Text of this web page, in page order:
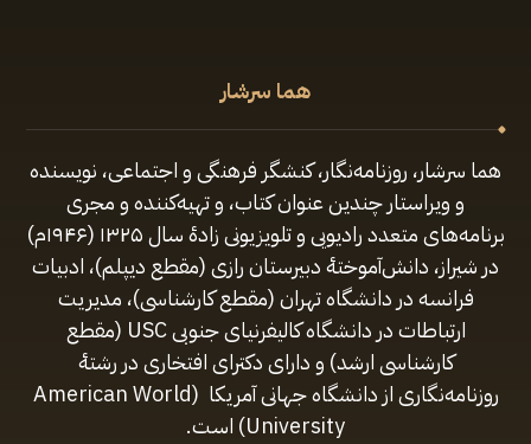
هما سرشار
هما سرشار، روزنامه‌نگار، کنشگر فرهنگی و اجتماعی، نویسنده
و ویراستار چندین عنوان کتاب، و تهیه‌کننده و مجری
برنامه‌های متعدد رادیویی و تلویزیونی زادهٔ سال ۱۳۲۵ (۱۹۴۶م)
در شیراز، دانش‌آموختهٔ دبیرستان رازی (مقطع‌ دیپلم)، ادبیات
فرانسه در دانشگاه تهران (مقطع کارشناسی)، مدیریت
ارتباطات در دانشگاه کالیفرنیای جنوبی USC (مقطع
کارشناسی ارشد) و دارای دکترای افتخاری در رشتهٔ
روزنامه‌نگاری از دانشگاه جهانی آمریکا (American World
University) است.